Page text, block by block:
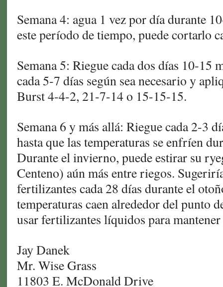
Semana 4: agua 1 vez por día durante
este período de tiempo, puede cortarlo
Semana 5: Riegue cada dos días 10-15
cada 5-7 días según sea necesario y
Burst 4-4-2, 21-7-14 o 15-15-15.
Semana 6 y más allá: Riegue cada 2-3
hasta que las temperaturas se enfríen
Durante el invierno, puede estirar su
Centeno) aún más entre riegos.
fertilizantes cada 28 días durante el
temperaturas caen alrededor del punto
usar fertilizantes líquidos para
Jay Danek
Mr. Wise Grass
11803 E. McDonald Drive